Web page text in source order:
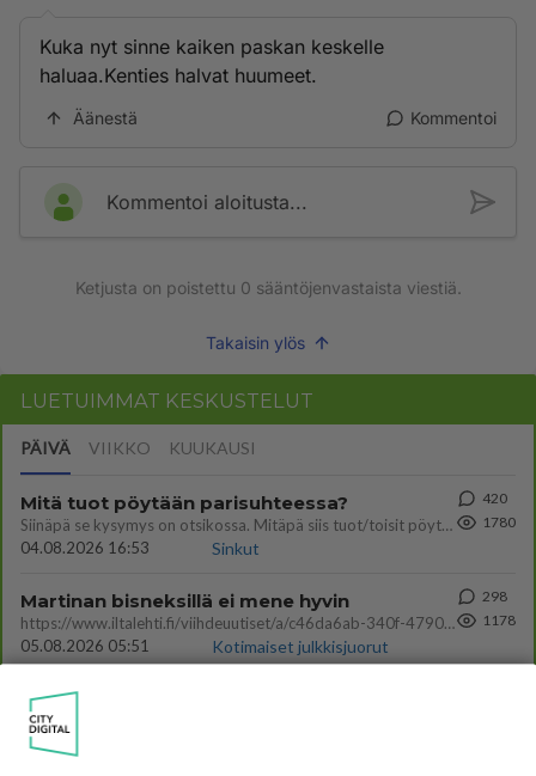
Kuka nyt sinne kaiken paskan keskelle
haluaa.Kenties halvat huumeet.
Äänestä Kommentoi
Kommentoi aloitusta...
Ketjusta on poistettu 0 sääntöjenvastaista viestiä.
Takaisin ylös
LUETUIMMAT KESKUSTELUT
PÄIVÄ VIIKKO KUUKAUSI
Mitä tuot pöytään parisuhteessa?
Siinäpä se kysymys on otsikossa. Mitäpä siis tuot/toisit pöytään parisuhteessa? Oletko mies vai nainen? Koetko sen mitä
04.08.2026 16:53
Sinkut
420
1780
Martinan bisneksillä ei mene hyvin
https://www.iltalehti.fi/viihdeuutiset/a/c46da6ab-340f-4790-aaa7-0865eed2336 Yrityksen konkurssihakemus on tullut kärä
05.08.2026 05:51
Kotimaiset julkkisjuorut
298
1178
2 km on nykyään liian pitkä koulumatka
04.08.2026 10:07